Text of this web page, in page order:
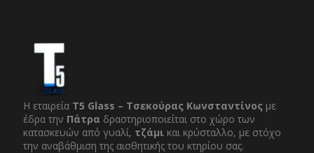
Η εταιρεία T5 Glass – Τσεκούρας Κωνσταντίνος με
έδρα την Πάτρα δραστηριοποιείται στο χώρο των
κατασκευών από γυαλί, τζάμι και κρύσταλλο, με στόχο
την αναβάθμιση της αισθητικής του κτηρίου σας.